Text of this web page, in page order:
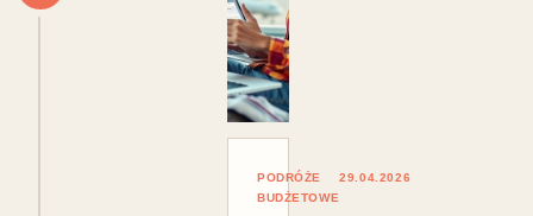
PODRÓŻE
BUDŻETOWE
29.04.2026